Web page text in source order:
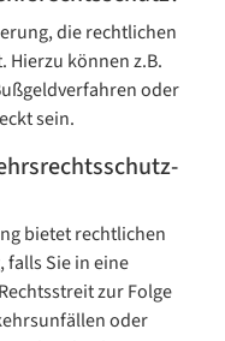
die rechtlichen
Hierzu können z.B.
oder
sein.
bietet rechtlichen
Sie in eine
zur Folge
oder